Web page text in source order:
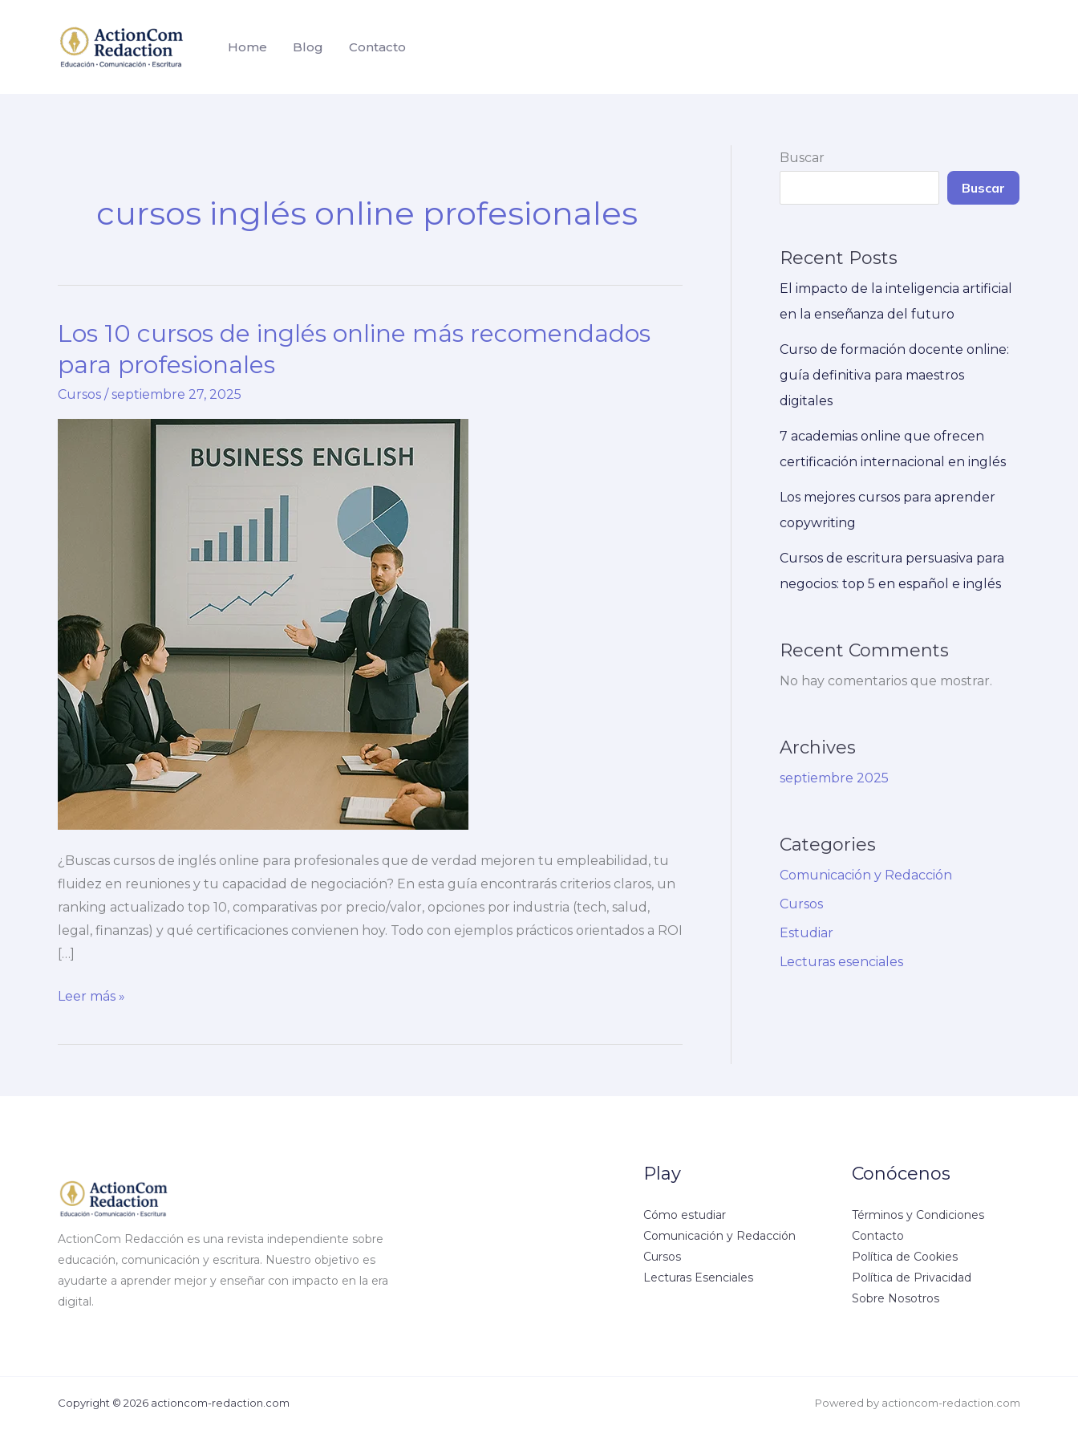
contenido
Home Blog Contacto
cursos inglés online profesionales
Los 10 cursos de inglés online más recomendados
para profesionales
Cursos /septiembre 27, 2025
¿Buscas cursos de inglés online para profesionales que de verdad mejoren tu empleabilidad, tu
fluidez en reuniones y tu capacidad de negociación? En esta guía encontrarás criterios claros, un
ranking actualizado top 10, comparativas por precio/valor, opciones por industria (tech, salud,
legal, finanzas) y qué certificaciones convienen hoy. Todo con ejemplos prácticos orientados a ROI
[…]
Los
cursos
para
profesionales
Leer más »
Buscar
Buscar
Recent Posts
El impacto de la inteligencia artificial
en la enseñanza del futuro
Curso de formación docente online:
guía definitiva para maestros
digitales
7 academias online que ofrecen
certificación internacional en inglés
Los mejores cursos para aprender
copywriting
Cursos de escritura persuasiva para
negocios: top 5 en español e inglés
Recent Comments
No hay comentarios que mostrar.
Archives
septiembre 2025
Categories
Comunicación y Redacción
Cursos
Estudiar
Lecturas esenciales
ActionCom Redacción es una revista independiente sobre
educación, comunicación y escritura. Nuestro objetivo es
ayudarte a aprender mejor y enseñar con impacto en la era
digital.
Play
Cómo estudiar
Comunicación y Redacción
Cursos
Lecturas Esenciales
Conócenos
Términos y Condiciones
Contacto
Política de Cookies
Política de Privacidad
Sobre Nosotros
Copyright © 2026 actioncom-redaction.com Powered by actioncom-redaction.com